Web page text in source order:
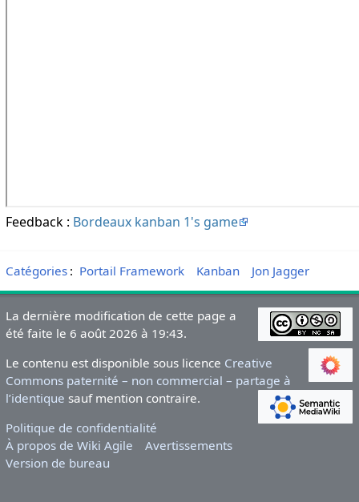
Feedback : Bordeaux kanban 1's game
Catégories: Portail Framework Kanban Jon Jagger
La dernière modification de cette page a
été faite le 6 août 2026 à 19:43.
Le contenu est disponible sous licence Creative
Commons paternité – non commercial – partage à
l’identique sauf mention contraire.
Politique de confidentialité
À propos de Wiki Agile
Avertissements
Version de bureau